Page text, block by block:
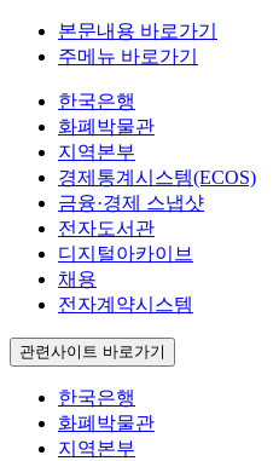
본문내용 바로가기
주메뉴 바로가기
한국은행
화폐박물관
지역본부
경제통계시스템(ECOS)
금융·경제 스냅샷
전자도서관
디지털아카이브
채용
전자계약시스템
관련사이트 바로가기
한국은행
화폐박물관
지역본부